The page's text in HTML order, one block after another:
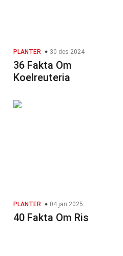
PLANTER 30 des 2024
36 Fakta Om
Koelreuteria
PLANTER 04 jan 2025
40 Fakta Om Ris